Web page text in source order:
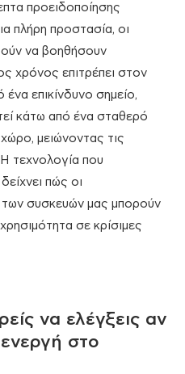
προειδοποίησης
πλήρη προστασία, οι
να βοηθήσουν
χρόνος επιτρέπει στον
επικίνδυνο σημείο,
κάτω από ένα σταθερό
μειώνοντας τις
τεχνολογία που
πώς οι
συσκευών μας μπορούν
σε κρίσιμες
να ελέγξεις αν
ενεργή στο